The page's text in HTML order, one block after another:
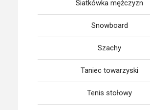
Siatkówka mężczyzn
Snowboard
Szachy
Taniec towarzyski
Tenis stołowy